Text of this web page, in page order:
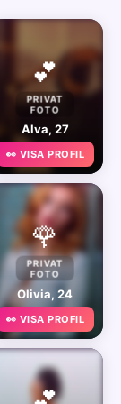
💕
PRIVAT
FOTO
Alva, 27
👀 VISA PROFIL
🌹
PRIVAT
FOTO
Olivia, 24
👀 VISA PROFIL